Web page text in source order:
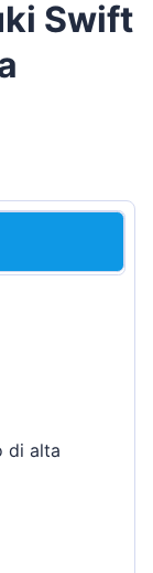
Swift
di alta